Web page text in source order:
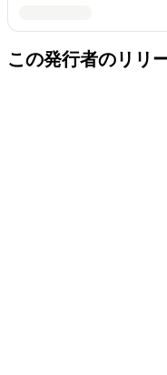
この発行者のリリ